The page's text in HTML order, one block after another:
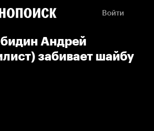
Войти
Андрей
забивает шайбу